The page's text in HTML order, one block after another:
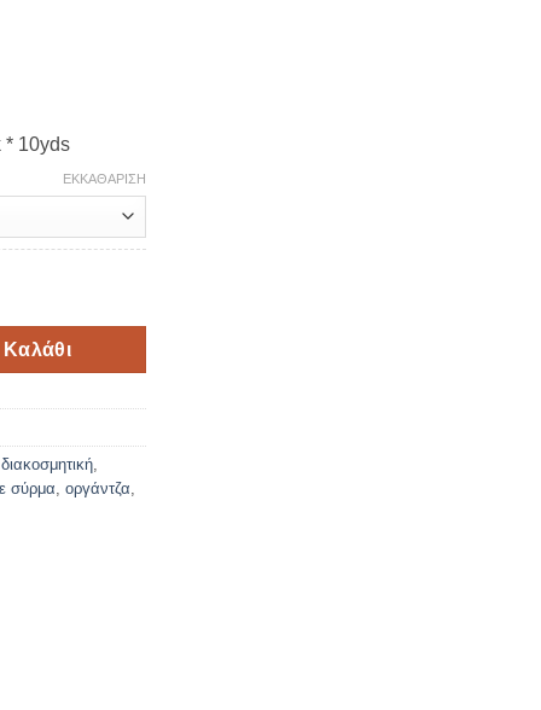
* 10yds
ΕΚΚΑΘΆΡΙΣΗ
διακοσμητική
σύρμα οργάντζα